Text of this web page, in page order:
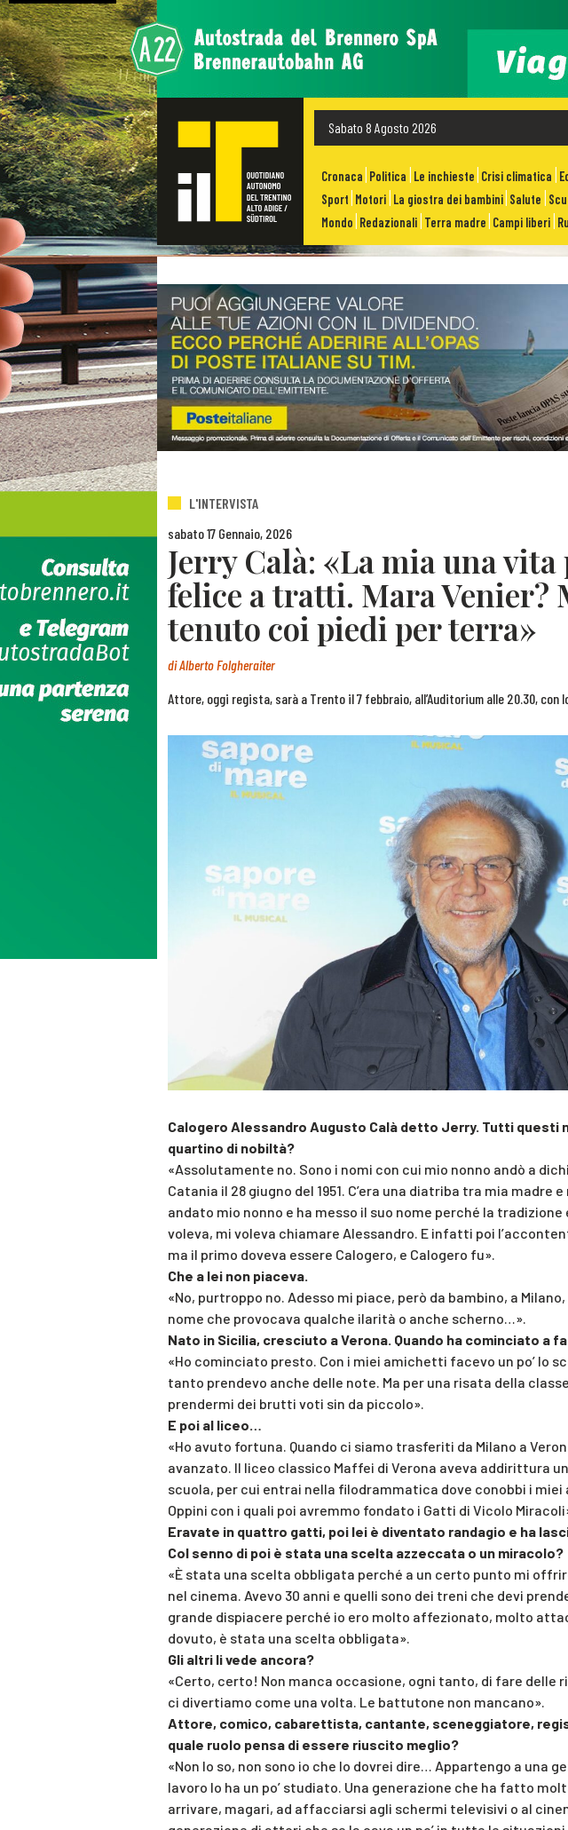
Sabato 8 Agosto 2026
Cronaca Politica Le inchieste Crisi climatica
Sport Motori La giostra dei bambini Salute
Mondo Redazionali Terra madre Campi liberi
L'INTERVISTA
sabato 17 Gennaio, 2026
Jerry Calà: «La mia una vita
felice a tratti. Mara Venier?
tenuto coi piedi per terra»
diAlberto Folgheraiter
Attore, oggi regista, sarà a Trento il 7 febbraio, all’Auditorium alle 20.30, con
Calogero Alessandro Augusto Calà detto Jerry. Tutti questi
quartino di nobiltà?
«Assolutamente no. Sono i nomi con cui mio nonno andò a
Catania il 28 giugno del 1951. C’era una diatriba tra mia madre
andato mio nonno e ha messo il suo nome perché la tradizione
voleva, mi voleva chiamare Alessandro. E infatti poi
ma il primo doveva essere Calogero, e Calogero fu».
Che a lei non piaceva.
«No, purtroppo no. Adesso mi piace, però da bambino, a Milano,
nome che provocava qualche ilarità o anche scherno…».
Nato in Sicilia, cresciuto a Verona. Quando ha cominciato a
«Ho cominciato presto. Con i miei amichetti facevo un po’ lo
tanto prendevo anche delle note. Ma per una risata della
prendermi dei brutti voti sin da piccolo».
E poi al liceo…
«Ho avuto fortuna. Quando ci siamo trasferiti da Milano a
avanzato. Il liceo classico Maffei di Verona aveva addirittura
scuola, per cui entrai nella filodrammatica dove conobbi i miei
Oppini con i quali poi avremmo fondato i Gatti di Vicolo
Eravate in quattro gatti, poi lei è diventato randagio e ha
Col senno di poi è stata una scelta azzeccata o un miracolo?
«È stata una scelta obbligata perché a un certo punto mi
nel cinema. Avevo 30 anni e quelli sono dei treni che devi
grande dispiacere perché io ero molto affezionato, molto
dovuto, è stata una scelta obbligata».
Gli altri li vede ancora?
«Certo, certo! Non manca occasione, ogni tanto, di fare delle
ci divertiamo come una volta. Le battutone non mancano».
Attore, comico, cabarettista, cantante, sceneggiatore,
quale ruolo pensa di essere riuscito meglio?
«Non lo so, non sono io che lo dovrei dire… Appartengo a una
lavoro lo ha un po’ studiato. Una generazione che ha fatto
arrivare, magari, ad affacciarsi agli schermi televisivi o al